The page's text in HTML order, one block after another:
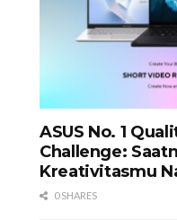
ASUS No. 1
Challenge:
Kreativitasmu
0 SHARES